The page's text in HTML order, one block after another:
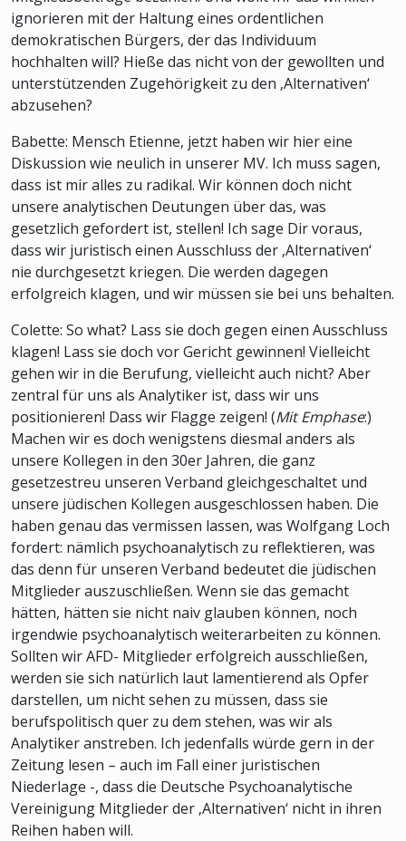
ignorieren mit der Haltung eines ordentlichen
demokratischen Bürgers, der das Individuum
hochhalten will? Hieße das nicht von der gewollten und
unterstützenden Zugehörigkeit zu den ‚Alternativen‘
abzusehen?
Babette: Mensch Etienne, jetzt haben wir hier eine
Diskussion wie neulich in unserer MV. Ich muss sagen,
dass ist mir alles zu radikal. Wir können doch nicht
unsere analytischen Deutungen über das, was
gesetzlich gefordert ist, stellen! Ich sage Dir voraus,
dass wir juristisch einen Ausschluss der ‚Alternativen‘
nie durchgesetzt kriegen. Die werden dagegen
erfolgreich klagen, und wir müssen sie bei uns behalten.
Colette: So what? Lass sie doch gegen einen Ausschluss
klagen! Lass sie doch vor Gericht gewinnen! Vielleicht
gehen wir in die Berufung, vielleicht auch nicht? Aber
zentral für uns als Analytiker ist, dass wir uns
positionieren! Dass wir Flagge zeigen! (Mit Emphase:)
Machen wir es doch wenigstens diesmal anders als
unsere Kollegen in den 30er Jahren, die ganz
gesetzestreu unseren Verband gleichgeschaltet und
unsere jüdischen Kollegen ausgeschlossen haben. Die
haben genau das vermissen lassen, was Wolfgang Loch
fordert: nämlich psychoanalytisch zu reflektieren, was
das denn für unseren Verband bedeutet die jüdischen
Mitglieder auszuschließen. Wenn sie das gemacht
hätten, hätten sie nicht naiv glauben können, noch
irgendwie psychoanalytisch weiterarbeiten zu können.
Sollten wir AFD- Mitglieder erfolgreich ausschließen,
werden sie sich natürlich laut lamentierend als Opfer
darstellen, um nicht sehen zu müssen, dass sie
berufspolitisch quer zu dem stehen, was wir als
Analytiker anstreben. Ich jedenfalls würde gern in der
Zeitung lesen – auch im Fall einer juristischen
Niederlage -, dass die Deutsche Psychoanalytische
Vereinigung Mitglieder der ‚Alternativen‘ nicht in ihren
Reihen haben will.